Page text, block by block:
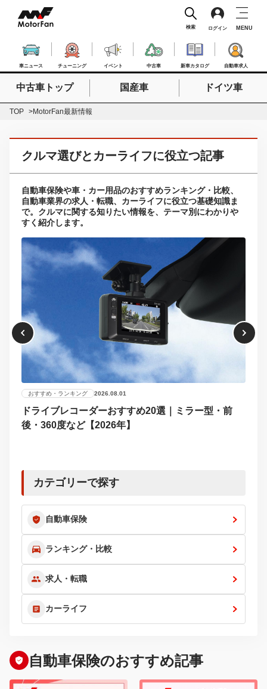
車ニュース チューニング イベント 中古車 新車カタログ 自動車求人
検索 ログイン MENU
検索したいキーワードを入力
中古車トップ 国産車 ドイツ車
TOP MotorFan最新情報
クルマ選びとカーライフに役立つ記事
自動車保険や車・カー用品のおすすめランキング・比較、
自動車業界の求人・転職、カーライフに役立つ基礎知識ま
で。クルマに関する知りたい情報を、テーマ別にわかりや
すく紹介します。
おすすめ・ランキング 2026.08.01
ドライブレコーダーおすすめ20選｜ミラー型・前
後・360度など【2026年】
カテゴリーで探す
自動車保険
ランキング・比較
求人・転職
カーライフ
自動車保険のおすすめ記事